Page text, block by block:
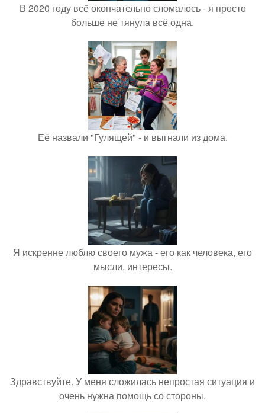
В 2020 году всё окончательно сломалось - я просто
больше не тянула всё одна.
Её назвали "Гулящей" - и выгнали из дома.
Я искренне люблю своего мужа - его как человека, его
мысли, интересы.
Здравствуйте. У меня сложилась непростая ситуация и
очень нужна помощь со стороны.